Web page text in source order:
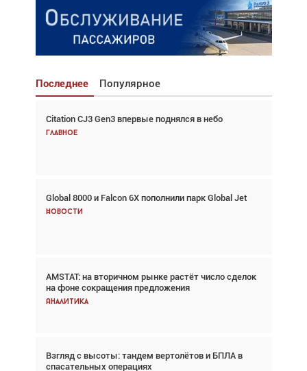
Последнее Популярное
Citation CJ3 Gen3 впервые поднялся в небо
Главное
Global 8000 и Falcon 6X пополнили парк Global Jet
Новости
AMSTAT: на вторичном рынке растёт число сделок
на фоне сокращения предложения
Аналитика
Взгляд с высоты: тандем вертолётов и БПЛА в
спасательных операциях
Взгляд с высоты: тандем вертолётов и БПЛА в
спасательных операциях
Авиационный фотограф Дэйв Кох: «Фотография
говорит сама за себя... а ИИ всё портит»
В городах чемпионата мира наблюдался подъём,
хотя общий трафик снизился
Аналитика
Частный самолёт – это актив. Подходите к
покупке соответствующим образом